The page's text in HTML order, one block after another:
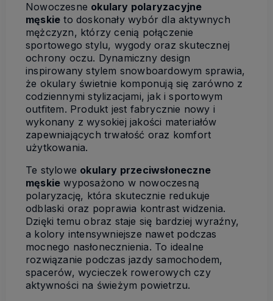
Nowoczesne okulary polaryzacyjne
męskie to doskonały wybór dla aktywnych
mężczyzn, którzy cenią połączenie
sportowego stylu, wygody oraz skutecznej
ochrony oczu. Dynamiczny design
inspirowany stylem snowboardowym sprawia,
że okulary świetnie komponują się zarówno z
codziennymi stylizacjami, jak i sportowym
outfitem. Produkt jest fabrycznie nowy i
wykonany z wysokiej jakości materiałów
zapewniających trwałość oraz komfort
użytkowania.
Te stylowe okulary przeciwsłoneczne
męskie wyposażono w nowoczesną
polaryzację, która skutecznie redukuje
odblaski oraz poprawia kontrast widzenia.
Dzięki temu obraz staje się bardziej wyraźny,
a kolory intensywniejsze nawet podczas
mocnego nasłonecznienia. To idealne
rozwiązanie podczas jazdy samochodem,
spacerów, wycieczek rowerowych czy
aktywności na świeżym powietrzu.